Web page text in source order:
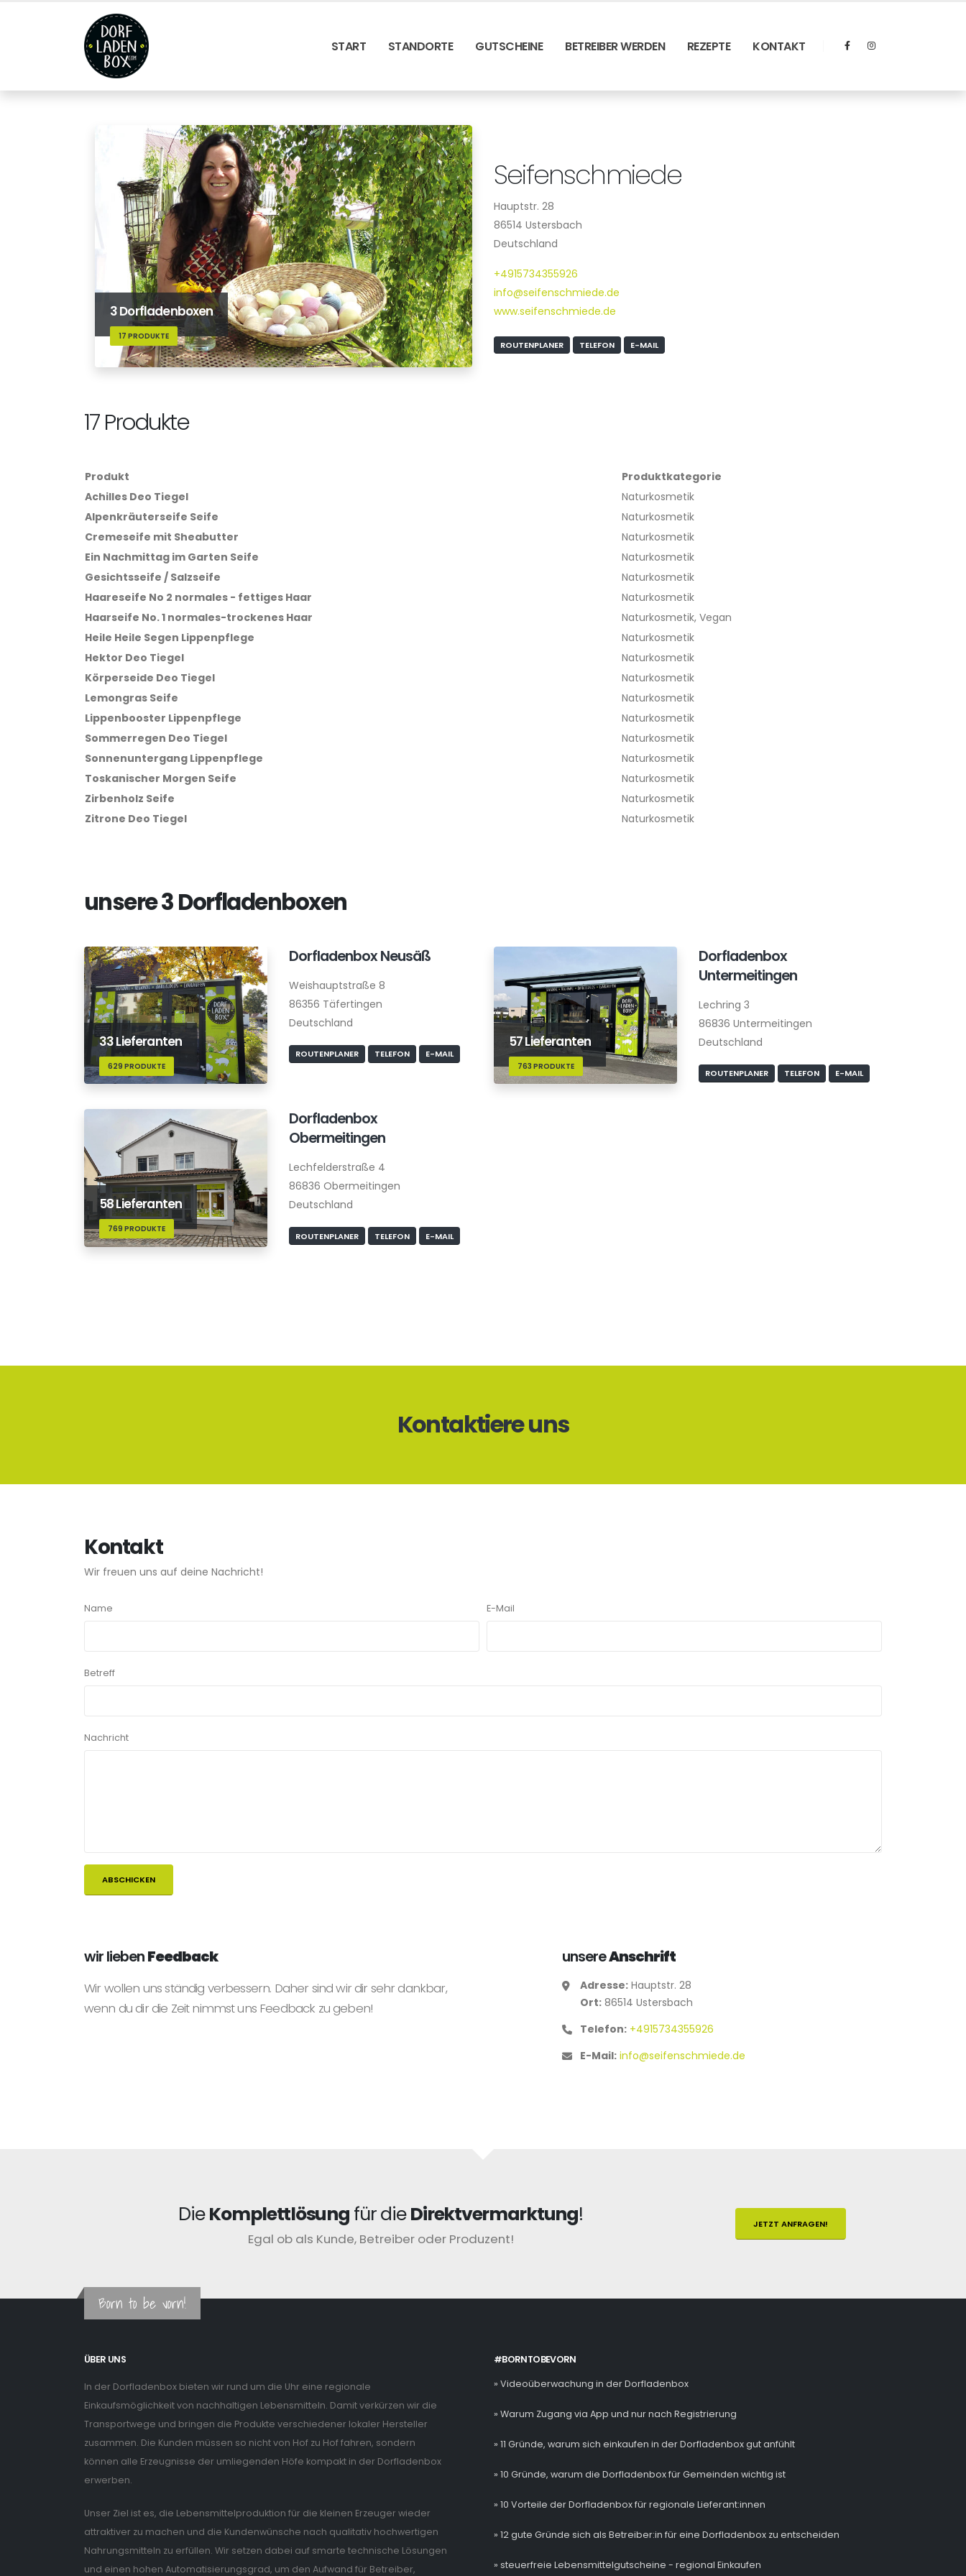
START STANDORTE GUTSCHEINE BETREIBER WERDEN REZEPTE KONTAKT
3 Dorfladenboxen
17 PRODUKTE
Seifenschmiede
Hauptstr. 28
86514 Ustersbach
Deutschland
+4915734355926
info@seifenschmiede.de
www.seifenschmiede.de
ROUTENPLANER TELEFON E-MAIL
17 Produkte
Produkt
Produktkategorie
Achilles Deo Tiegel
Naturkosmetik
Alpenkräuterseife Seife
Naturkosmetik
Cremeseife mit Sheabutter
Naturkosmetik
Ein Nachmittag im Garten Seife
Naturkosmetik
Gesichtsseife / Salzseife
Naturkosmetik
Haareseife No 2 normales - fettiges Haar
Naturkosmetik
Haarseife No. 1 normales-trockenes Haar
Naturkosmetik, Vegan
Heile Heile Segen Lippenpflege
Naturkosmetik
Hektor Deo Tiegel
Naturkosmetik
Körperseide Deo Tiegel
Naturkosmetik
Lemongras Seife
Naturkosmetik
Lippenbooster Lippenpflege
Naturkosmetik
Sommerregen Deo Tiegel
Naturkosmetik
Sonnenuntergang Lippenpflege
Naturkosmetik
Toskanischer Morgen Seife
Naturkosmetik
Zirbenholz Seife
Naturkosmetik
Zitrone Deo Tiegel
Naturkosmetik
unsere 3 Dorfladenboxen
33 Lieferanten
629 PRODUKTE
Dorfladenbox Neusäß
Weishauptstraße 8
86356 Täfertingen
Deutschland
ROUTENPLANER TELEFON E-MAIL
57 Lieferanten
763 PRODUKTE
Dorfladenbox
Untermeitingen
Lechring 3
86836 Untermeitingen
Deutschland
ROUTENPLANER TELEFON E-MAIL
58 Lieferanten
769 PRODUKTE
Dorfladenbox
Obermeitingen
Lechfelderstraße 4
86836 Obermeitingen
Deutschland
ROUTENPLANER TELEFON E-MAIL
Kontaktiere uns
Kontakt
Wir freuen uns auf deine Nachricht!
Name E-Mail
Betreff
Nachricht
wir liebenFeedback
Wir wollen uns ständig verbessern. Daher sind wir dir sehr dankbar,
wenn du dir die Zeit nimmst uns Feedback zu geben!
unsereAnschrift
Adresse: Hauptstr. 28
Ort: 86514 Ustersbach
Telefon: +4915734355926
E-Mail: info@seifenschmiede.de
DieKomplettlösung für dieDirektvermarktung!
Egal ob als Kunde, Betreiber oder Produzent!
JETZT ANFRAGEN!
Born to be vorn!
ÜBER UNS
In der Dorfladenbox bieten wir rund um die Uhr eine regionale
Einkaufsmöglichkeit von nachhaltigen Lebensmitteln. Damit verkürzen wir die
Transportwege und bringen die Produkte verschiedener lokaler Hersteller
zusammen. Die Kunden müssen so nicht von Hof zu Hof fahren, sondern
können alle Erzeugnisse der umliegenden Höfe kompakt in der Dorfladenbox
erwerben.
Unser Ziel ist es, die Lebensmittelproduktion für die kleinen Erzeuger wieder
attraktiver zu machen und die Kundenwünsche nach qualitativ hochwertigen
Nahrungsmitteln zu erfüllen. Wir setzen dabei auf smarte technische Lösungen
und einen hohen Automatisierungsgrad, um den Aufwand für Betreiber,
#BORNTOBEVORN
» Videoüberwachung in der Dorfladenbox
» Warum Zugang via App und nur nach Registrierung
» 11 Gründe, warum sich einkaufen in der Dorfladenbox gut anfühlt
» 10 Gründe, warum die Dorfladenbox für Gemeinden wichtig ist
» 10 Vorteile der Dorfladenbox für regionale Lieferant:innen
» 12 gute Gründe sich als Betreiber:in für eine Dorfladenbox zu entscheiden
» steuerfreie Lebensmittelgutscheine - regional Einkaufen